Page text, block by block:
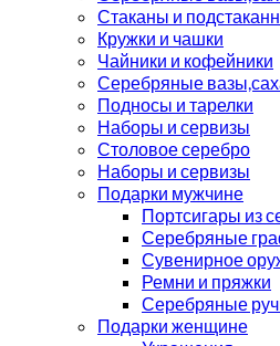
Стаканы и
Кружки и чашки
Чайники и кофейники
Серебряные
Подносы и тарелки
Наборы и сервизы
Столовое серебро
Наборы и сервизы
Подарки мужчине
Портсигары из
Серебряные
Сувенирное
Ремни и пряжки
Серебряные
Подарки женщине